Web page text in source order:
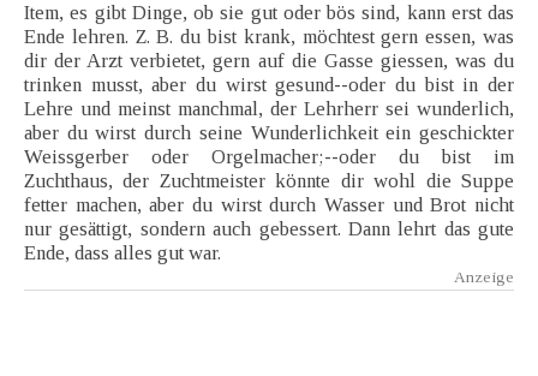
Item, es gibt Dinge, ob sie gut oder bös sind, kann erst das
Ende lehren. Z. B. du bist krank, möchtest gern essen, was
dir der Arzt verbietet, gern auf die Gasse giessen, was du
trinken musst, aber du wirst gesund--oder du bist in der
Lehre und meinst manchmal, der Lehrherr sei wunderlich,
aber du wirst durch seine Wunderlichkeit ein geschickter
Weissgerber oder Orgelmacher;--oder du bist im
Zuchthaus, der Zuchtmeister könnte dir wohl die Suppe
fetter machen, aber du wirst durch Wasser und Brot nicht
nur gesättigt, sondern auch gebessert. Dann lehrt das gute
Ende, dass alles gut war.